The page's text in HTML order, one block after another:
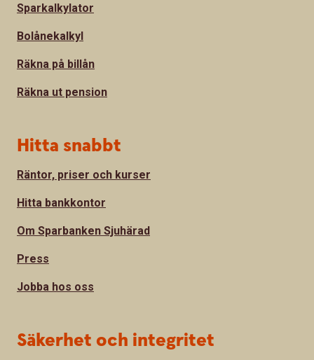
Sparkalkylator
Bolånekalkyl
Räkna på billån
Räkna ut pension
Hitta snabbt
Räntor, priser och kurser
Hitta bankkontor
Om Sparbanken Sjuhärad
Press
Jobba hos oss
Säkerhet och integritet